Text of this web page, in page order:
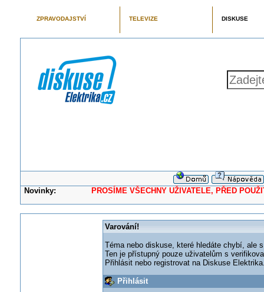
ZPRAVODAJSTVÍ TELEVIZE DISKUSE
Novinky: PROSÍME VŠECHNY UŽIVATELE, PŘED
Varování!
Téma nebo diskuse, které hledáte chybí, ale
Ten je přístupný pouze uživatelům s
Přihlásit nebo registrovat na Diskuse
Přihlásit